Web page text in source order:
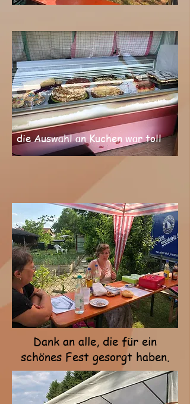
die Auswahl an Kuchen war toll
erst mal eine rauchen
Dank an alle, die für ein
schönes Fest gesorgt haben.